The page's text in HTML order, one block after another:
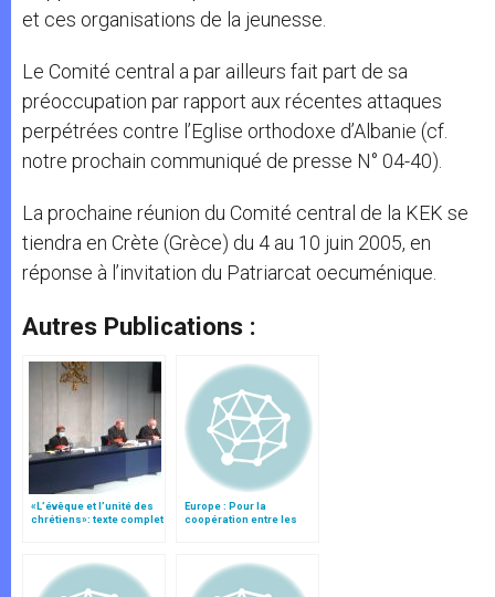
et ces organisations de la jeunesse.
Le Comité central a par ailleurs fait part de sa
préoccupation par rapport aux récentes attaques
perpétrées contre l’Eglise orthodoxe d’Albanie (cf.
notre prochain communiqué de presse N° 04-40).
La prochaine réunion du Comité central de la KEK se
tiendra en Crète (Grèce) du 4 au 10 juin 2005, en
réponse à l’invitation du Patriarcat oecuménique.
Autres Publications :
«L’évêque et l’unité des
chrétiens»: texte complet
Europe : Pour la
coopération entre les